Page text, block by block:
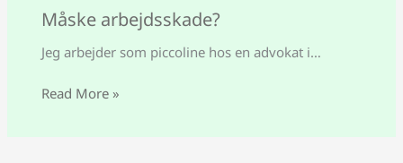
Måske arbejdsskade?
Jeg arbejder som piccoline hos en advokat i…
Read More »